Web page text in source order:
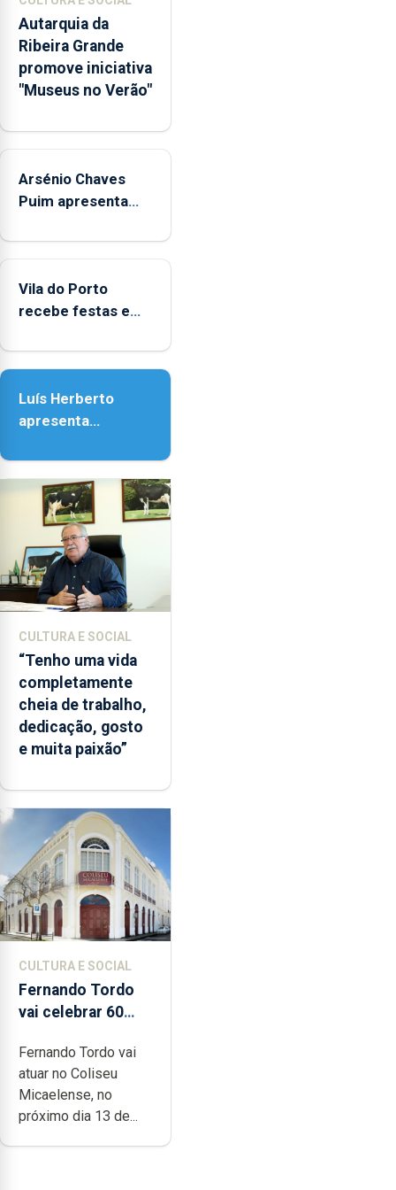
integrados
na
Rede
Municipal
de
aos
durante
o
de
entre
as
e
as
18h00.
Autarquia da
Ribeira Grande
promove iniciativa
"Museus no Verão"
Arsénio Chaves
Puim apresenta
de Vila do Porto
Vila do Porto
recebe festas em
Senhora da
Luís Herberto
apresenta
Paisagem’
CULTURA E SOCIAL
“Tenho uma vida
completamente
cheia de trabalho,
dedicação, gosto
e muita paixão”
CULTURA E SOCIAL
Fernando Tordo
vai celebrar 60
no Coliseu
Micaelense
Fernando Tordo vai
atuar no Coliseu
Micaelense, no
próximo dia 13 de...